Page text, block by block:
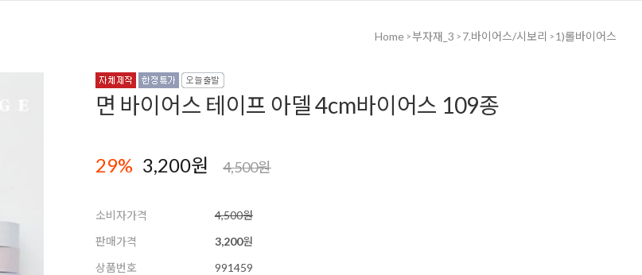
Home >부자재_3 > 7.바이어스/시보리 > 1)롤바이어스
면 바이어스 테이프 아델 4cm바이어스 109종
29% 3,200원 4,500원
소비자가격
4,500원
판매가격
3,200원
상품번호
991459